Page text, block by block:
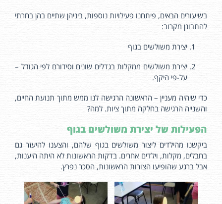
בשיעורים הבאים, פיתחנו פעילויות נוספות, ביניהן שתיים בהן בחרתי
להתבונן מקרוב:
יצירת משולשים בגוף
יצירת משולשים ממקלות בגדלים שונים וסידורם לפי הגודל –
על-פי היקף.
כדי שיהיה מעניין – הראשונה הרגישה לנו ממש מתוך תנועת החיים,
והשנייה הרגישה בחלקה מתוך ציות. למה?
הפעילות של יצירת משולשים בגוף
ביקשנו מהילדים ליצור משולשים בגוף שלהם, והצענו להיעזר גם
בחבלים, מקלות, וילדים אחרים. בדקות הראשונות לא היתה היענות,
אבל ברגע שהופיעו הצורות הראשונות, הסכר נפרץ.